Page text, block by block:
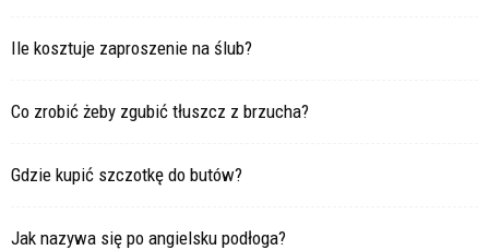
Ile kosztuje zaproszenie na ślub?
Co zrobić żeby zgubić tłuszcz z brzucha?
Gdzie kupić szczotkę do butów?
Jak nazywa się po angielsku podłoga?